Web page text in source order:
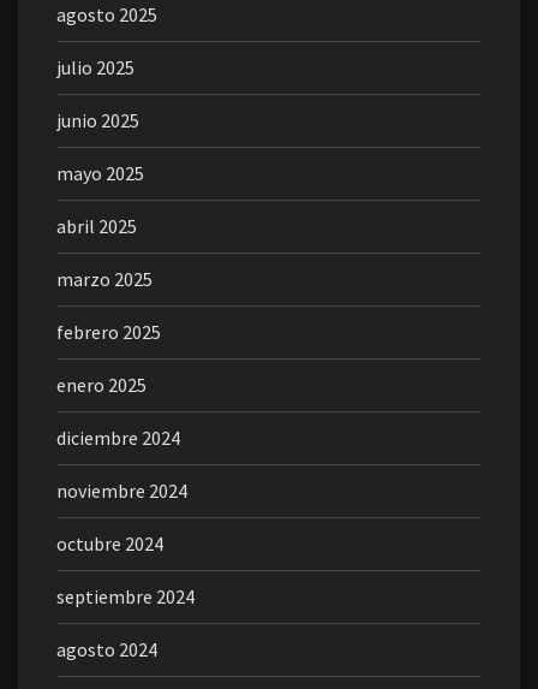
agosto 2025
julio 2025
junio 2025
mayo 2025
abril 2025
marzo 2025
febrero 2025
enero 2025
diciembre 2024
noviembre 2024
octubre 2024
septiembre 2024
agosto 2024